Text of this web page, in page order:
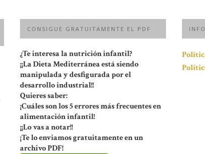
CONSIGUE GRATUITAMENTE EL PDF
¿Te interesa la nutrición infantil?
¡¡La Dieta Mediterránea está siendo
manipulada y desfigurada por el
desarrollo industrial!!
Quieres saber:
¡Cuáles son los 5 errores más frecuentes en
alimentación infantil!
¡¡Lo vas a notar!!
¡Te lo enviamos gratuitamente en un
archivo PDF!